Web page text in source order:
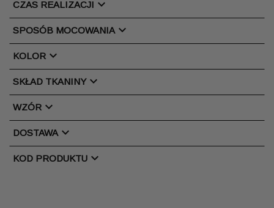
CZAS REALIZACJI chevron_right
SPOSÓB MOCOWANIAchevron_right
KOLOR chevron_right
SKŁAD TKANINYchevron_right
WZÓR chevron_right
DOSTAWAchevron_right
KOD PRODUKTU chevron_right